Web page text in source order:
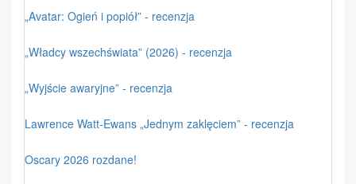
„Avatar: Ogień i popiół” - recenzja
„Władcy wszechświata” (2026) - recenzja
„Wyjście awaryjne” - recenzja
Lawrence Watt-Ewans „Jednym zaklęciem” - recenzja
Oscary 2026 rozdane!